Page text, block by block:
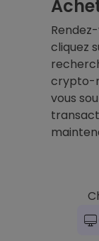
cliquez
crypto-
vous